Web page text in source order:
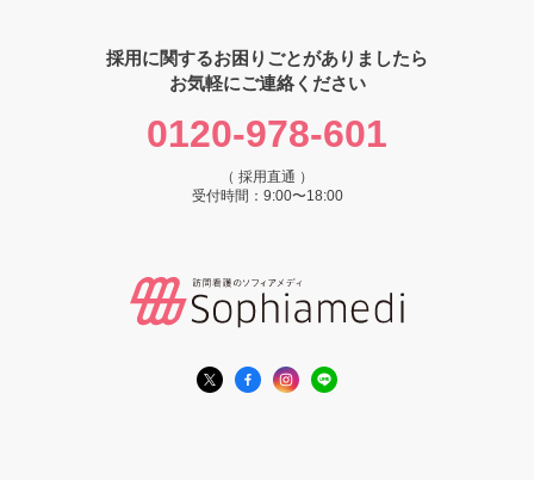
採用に関するお困りごとがありましたら
お気軽にご連絡ください
0120-978-601
（ 採用直通 ）
受付時間：9:00〜18:00